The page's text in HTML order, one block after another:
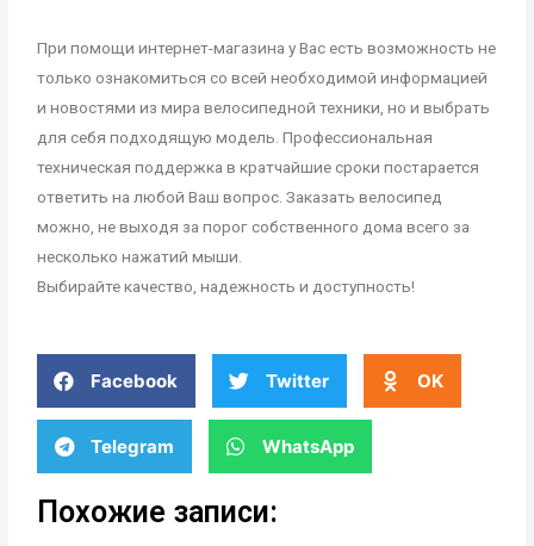
При помощи интернет-магазина у Вас есть возможность не
только ознакомиться со всей необходимой информацией
и новостями из мира велосипедной техники, но и выбрать
для себя подходящую модель. Профессиональная
техническая поддержка в кратчайшие сроки постарается
ответить на любой Ваш вопрос. Заказать велосипед
можно, не выходя за порог собственного дома всего за
несколько нажатий мыши.
Выбирайте качество, надежность и доступность!
Facebook Twitter OK
Telegram WhatsApp
Похожие записи: